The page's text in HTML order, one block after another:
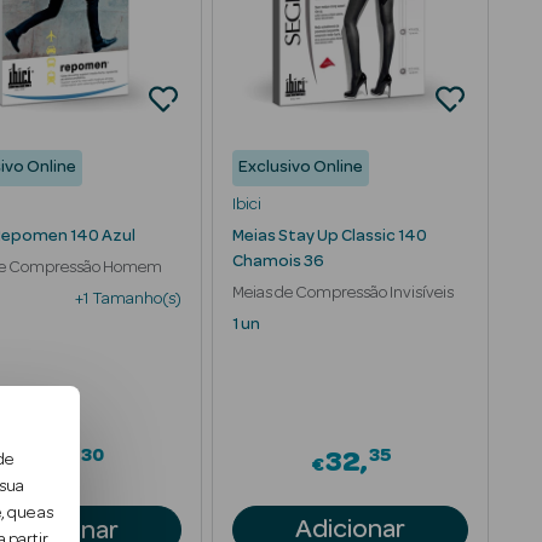
que as
Online
140 Azul
Compressão Homem
+1 Tamanho(s)
30
Adicionar
Exclusivo Online
Ibici
Meias Stay Up Classic 140
Chamois 36
Meias de Compressão Invisíveis
1 un
€32 35
Adicionar